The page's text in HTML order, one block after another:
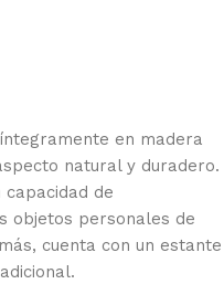
en madera
natural y duradero.
capacidad de
objetos personales de
cuenta con un estante